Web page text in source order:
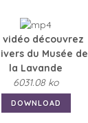
vidéo découvrez
du Musée de
la Lavande
6031.08 ko
DOWNLOAD